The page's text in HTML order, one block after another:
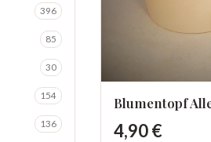
396
85
30
154
136
Blumentopf
4,90 €